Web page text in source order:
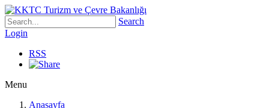
Search
Login
RSS
Menu
Anasayfa